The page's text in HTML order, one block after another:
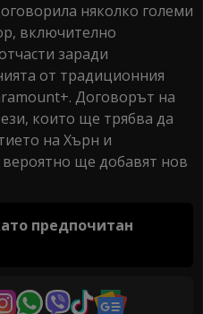
няколко големи
включително
заради
от традиционния
Договорът на
които ще трябва да
на Хърн и
ще добавят нов
предпочитан